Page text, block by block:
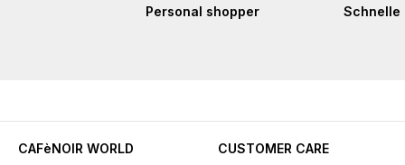
Personal shopper Schnelle
CAFèNOIR WORLD
CUSTOMER CARE